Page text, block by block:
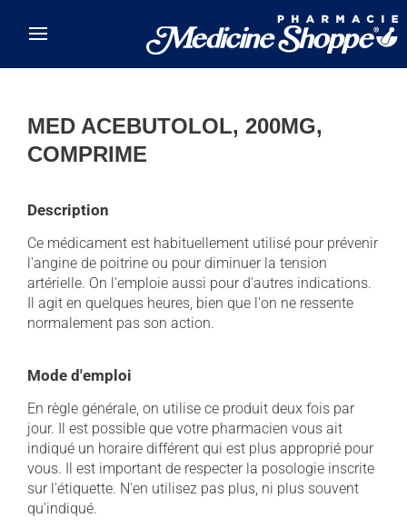
MED ACEBUTOLOL, 200MG,
COMPRIME
Description
Ce médicament est habituellement utilisé pour prévenir
l'angine de poitrine ou pour diminuer la tension
artérielle. On l'emploie aussi pour d'autres indications.
Il agit en quelques heures, bien que l'on ne ressente
normalement pas son action.
Mode d'emploi
En règle générale, on utilise ce produit deux fois par
jour. Il est possible que votre pharmacien vous ait
indiqué un horaire différent qui est plus approprié pour
vous. Il est important de respecter la posologie inscrite
sur l'étiquette. N'en utilisez pas plus, ni plus souvent
qu'indiqué.